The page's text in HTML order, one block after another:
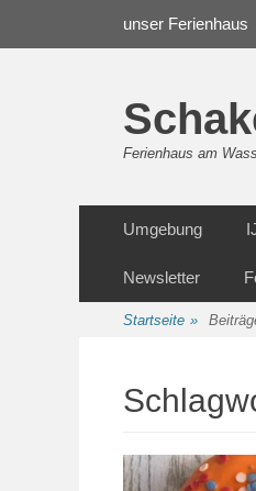
unser Ferienhaus
Ferienhaus am
Inhalt
Umgebung
Newsletter
Startseite »